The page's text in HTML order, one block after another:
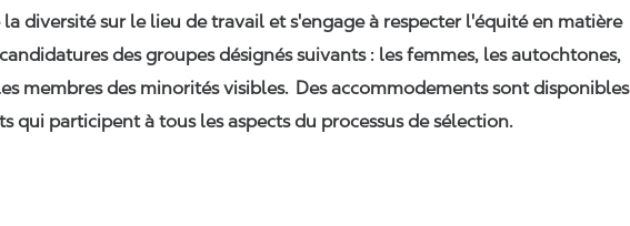
la diversité sur le lieu de travail et s'engage à respecter l'équité en matière
des groupes désignés suivants : les femmes, les autochtones,
membres des minorités visibles. Des accommodements sont disponibles
qui participent à tous les aspects du processus de sélection.